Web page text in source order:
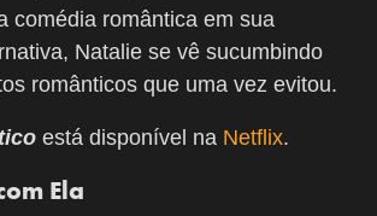
comédia romântica em sua
Natalie se vê sucumbindo
românticos que uma vez evitou.
está disponível na Netflix.
Ela